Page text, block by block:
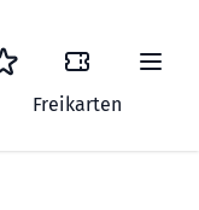
Freikarten